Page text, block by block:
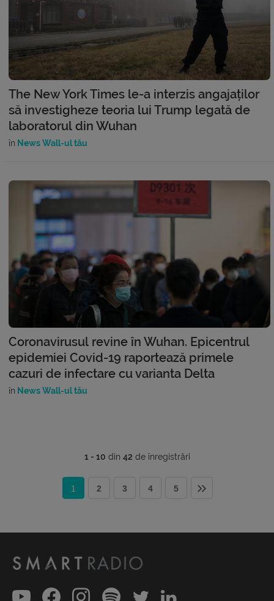
The New York Times le-a interzis angajaților
să investigheze teoria lui Trump legată de
laboratorul din Wuhan
în News Wall-ul tău
Coronavirusul revine în Wuhan. Epicentrul
epidemiei Covid-19 raportează primele
cazuri de infectare cu varianta Delta
în News Wall-ul tău
1 - 10 din 42 de înregistrări
1 2 3 4 5